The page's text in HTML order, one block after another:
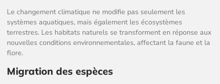
Le changement climatique ne modifie pas seulement les
systèmes aquatiques, mais également les écosystèmes
terrestres. Les habitats naturels se transforment en réponse aux
nouvelles conditions environnementales, affectant la faune et la
flore.
Migration des espèces